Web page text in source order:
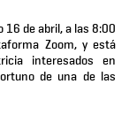
16 de abril, a las 8:00
Zoom, y está
interesados en
de una de las